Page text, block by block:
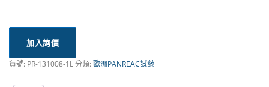
加入詢價
貨號: PR-131008-1L分類:歐洲PANREAC試藥